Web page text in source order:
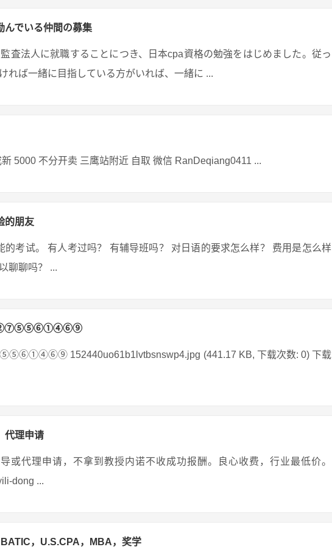
んでいる仲間の募集
査法人に就職することにつき、日本cpa資格の勉強をはじめました。従っ
れば一緒に目指している方がいれば、一緒に ...
5000 不分开卖 三鹰站附近 自取 微信 RanDeqiang0411 ...
的朋友
的考试。 有人考过吗？ 有辅导班吗？ 对日语的要求怎么样？ 费用是怎么样
聊聊吗？ ...
③②⑦⑤⑤⑥①④⑥⑨
152440uo61b1lvtbsnswp4.jpg (441.17 KB, 下载次数: 0) 下载
代理申请
或代理申请，不拿到教授内诺不收成功报酬。良心收费，行业最低价。
dong ...
，U.S.CPA，MBA，奖学